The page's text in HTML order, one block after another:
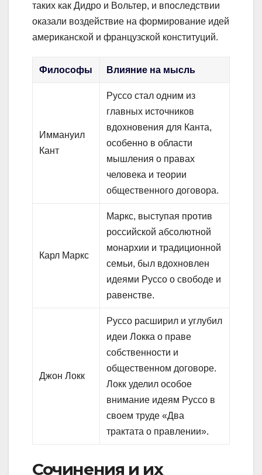
таких как Дидро и Вольтер, и впоследствии
оказали воздействие на формирование идей
американской и французской конституций.
Философы Влияние на мысль
Иммануил
Кант
Руссо стал одним из
главных источников
вдохновения для Канта,
особенно в области
мышления о правах
человека и теории
общественного договора.
Карл Маркс
Маркс, выступая против
российской абсолютной
монархии и традиционной
семьи, был вдохновлен
идеями Руссо о свободе и
равенстве.
Джон Локк
Руссо расширил и углубил
идеи Локка о праве
собственности и
общественном договоре.
Локк уделил особое
внимание идеям Руссо в
своем труде «Два
трактата о правлении».
Сочинения и их